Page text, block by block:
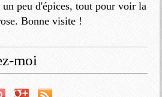
un peu d'épices, tout pour voir la
Bonne visite !
moi